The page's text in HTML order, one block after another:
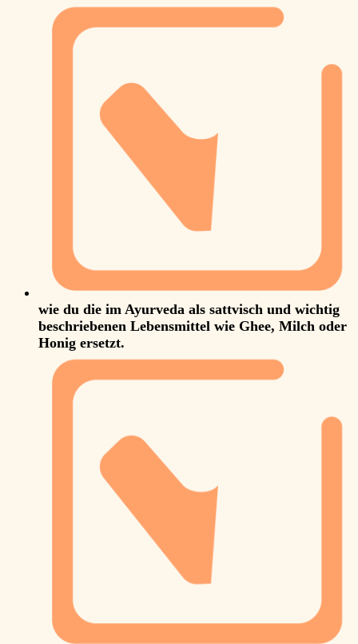
wie du die im Ayurveda als sattvisch und wichtig
beschriebenen Lebensmittel wie Ghee, Milch oder
Honig ersetzt.